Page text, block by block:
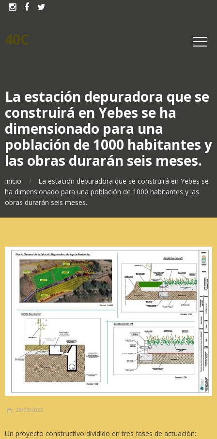
  
40C
La estación depuradora que se
construirá en Yebes se ha
dimensionado para una
población de 1000 habitantes y
las obras durarán seis meses.
Inicio
La estación depuradora que se construirá en Yebes se
ha dimensionado para una población de 1000 habitantes y las
obras durarán seis meses.
28/03/2023
Un proyecto constructivo dividido en tres fases de actuación: